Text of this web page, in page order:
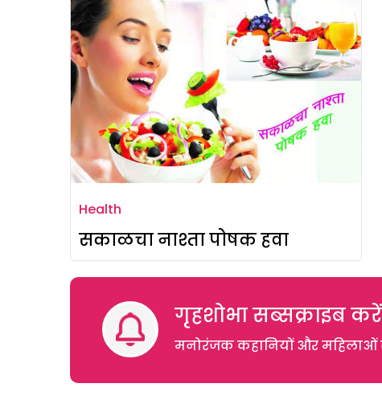
Health
सकाळचा नाश्ता पोषक हवा
गृहशोभा सब्सक्राइब करें
मनोरंजक कहानियों और महिलाओं